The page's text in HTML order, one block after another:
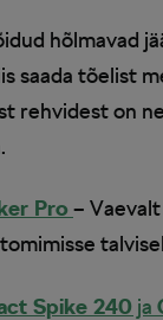
hõlmavad
saada tõelist
rehvidest on
Pro–
Spike 240 ja